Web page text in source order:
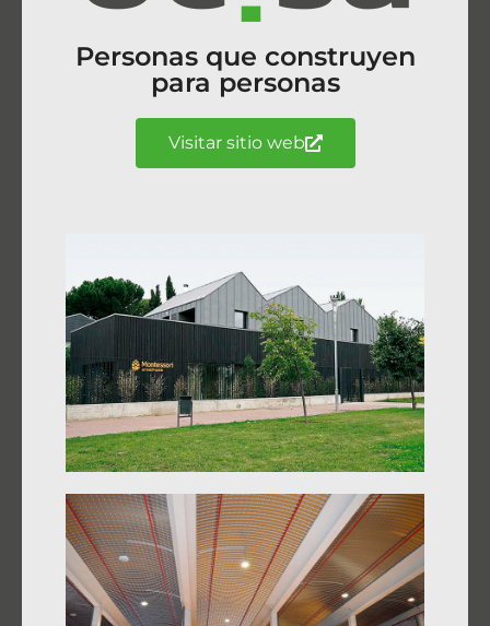
Personas que construyen
para personas
Visitar sitio web